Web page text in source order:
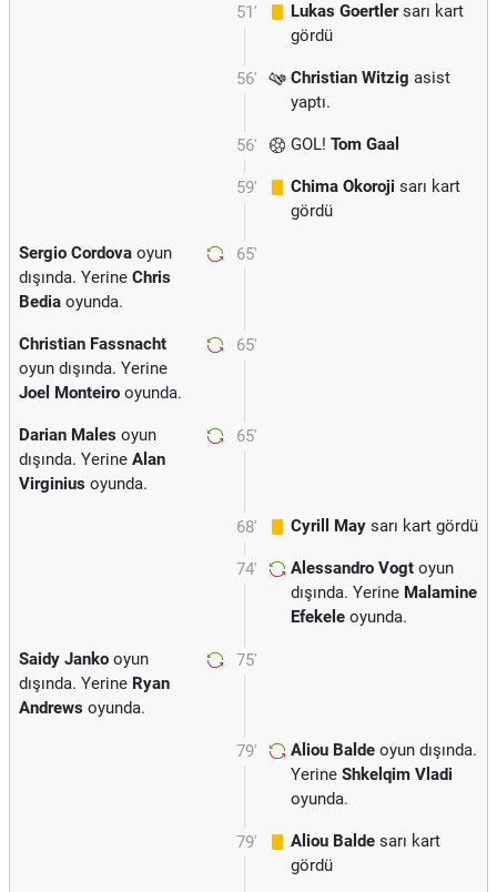
51' Lukas Goertlersarı kart
gördü
56' Christian Witzig asist
yaptı.
56' GOL! Tom Gaal
59' Chima Okoroji sarı kart
gördü
65'
Sergio Cordova oyun
dışında. Yerine Chris
Bedia oyunda.
65'
Christian Fassnacht
oyun dışında. Yerine
Joel Monteiro oyunda.
65'
Darian Males oyun
dışında. Yerine Alan
Virginius oyunda.
68' Cyrill May sarı kart gördü
74' Alessandro Vogt oyun
dışında. Yerine Malamine
Efekele oyunda.
75'
Saidy Janko oyun
dışında. Yerine Ryan
Andrews oyunda.
79' Aliou Balde oyun dışında.
Yerine Shkelqim Vladi
oyunda.
79' Aliou Balde sarı kart
gördü